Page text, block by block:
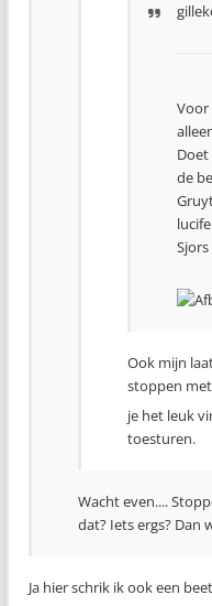
Voor
de
Ook mijn
stoppen
je het leuk
toesturen.
Wacht even....
dat? Iets ergs? Dan
Ja hier schrik ik ook een